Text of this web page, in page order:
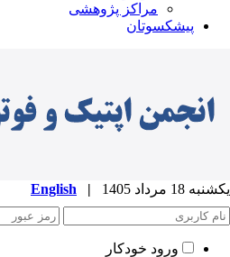
مراکز پژوهشی
پیشکسوتان
18 مرداد 1405 |
English
ورود خودکار